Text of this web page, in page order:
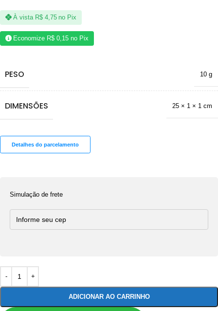
À vista R$4,75 no Pix
Economize R$ 0,15 no Pix
PESO 10 g
DIMENSÕES 25 × 1 × 1 cm
Detalhes do parcelamento
Simulação de frete
ADICIONAR AO CARRINHO